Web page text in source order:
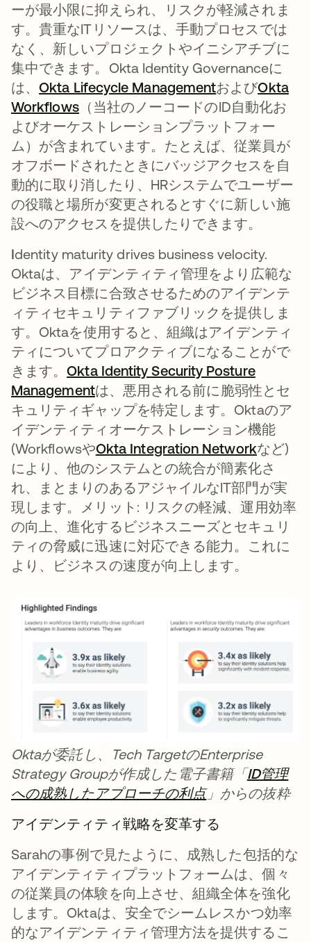
ーが最小限に抑えられ、リスクが軽減されま
す。貴重なITリソースは、手動プロセスでは
なく、新しいプロジェクトやイニシアチブに
集中できます。Okta Identity Governanceに
は、Okta Lifecycle Management新しいタブで
およびOkta
Workflows新しいタブで開く
（当社のノーコードのID自動化お
よびオーケストレーションプラットフォー
ム）が含まれています。たとえば、従業員が
オフボードされたときにバッジアクセスを自
動的に取り消したり、HRシステムでユーザー
の役職と場所が変更されるとすぐに新しい施
設へのアクセスを提供したりできます。
Identity maturity drives business velocity.
Oktaは、アイデンティティ管理をより広範な
ビジネス目標に合致させるためのアイデンテ
ィティセキュリティファブリックを提供しま
す。Oktaを使用すると、組織はアイデンティ
ティについてプロアクティブになることがで
きます。Okta Identity Security Posture
Management新しいタブで開く
は、悪用される前に脆弱性とセ
キュリティギャップを特定します。Oktaのア
イデンティティオーケストレーション機能
(WorkflowsやOkta Integration Network新しい
など)
により、他のシステムとの統合が簡素化さ
れ、まとまりのあるアジャイルなIT部門が実
現します。メリット: リスクの軽減、運用効率
の向上、進化するビジネスニーズとセキュリ
ティの脅威に迅速に対応できる能力。これに
より、ビジネスの速度が向上します。
Oktaが委託し、Tech TargetのEnterprise
Strategy Groupが作成した電子書籍「ID管理
への成熟したアプローチの利点新しいタブで開
」からの抜粋
アイデンティティ戦略を変革する
Sarahの事例で見たように、成熟した包括的な
アイデンティティプラットフォームは、個々
の従業員の体験を向上させ、組織全体を強化
します。Oktaは、安全でシームレスかつ効率
的なアイデンティティ管理方法を提供するこ